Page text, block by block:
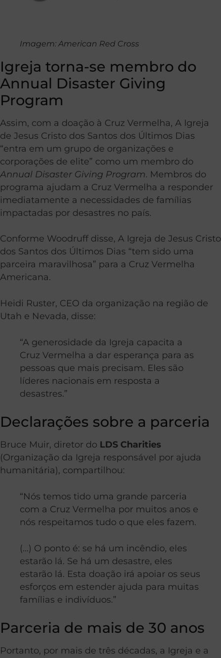
Imagem: American Red Cross
Igreja torna-se membro do
Annual Disaster Giving
Program
Assim, com a doação à Cruz Vermelha, A Igreja
de Jesus Cristo dos Santos dos Últimos Dias
“entra em um grupo de organizações e
corporações de elite” como um membro do
Annual Disaster Giving Program. Membros do
programa ajudam a Cruz Vermelha a responder
imediatamente a necessidades de famílias
impactadas por desastres no país.
Conforme Woodruff disse, A Igreja de Jesus Cristo
dos Santos dos Últimos Dias “tem sido uma
parceira maravilhosa” para a Cruz Vermelha
Americana.
Heidi Ruster, CEO da organização na região de
Utah e Nevada, disse:
“A generosidade da Igreja capacita a
Cruz Vermelha a dar esperança para as
pessoas que mais precisam. Eles são
líderes nacionais em resposta a
desastres.”
Declarações sobre a parceria
Bruce Muir, diretor do LDS Charities
(Organização da Igreja responsável por ajuda
humanitária), compartilhou:
“Nós temos tido uma grande parceria
com a Cruz Vermelha por muitos anos e
nós respeitamos tudo o que eles fazem.
(…) O ponto é: se há um incêndio, eles
estarão lá. Se há um desastre, eles
estarão lá. Esta doação irá apoiar os seus
esforços em estender ajuda para muitas
famílias e indivíduos.”
Parceria de mais de 30 anos
Portanto, por mais de três décadas, a Igreja e a